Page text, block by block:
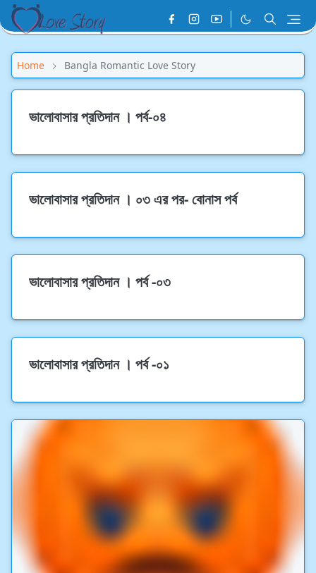
Home Bangla Romantic Love Story
ভালোবাসার প্রতিদান । পর্ব-০৪
ভালোবাসার প্রতিদান । ০৩ এর পর- বোনাস পর্ব
ভালোবাসার প্রতিদান । পর্ব -০৩
ভালোবাসার প্রতিদান । পর্ব -০১